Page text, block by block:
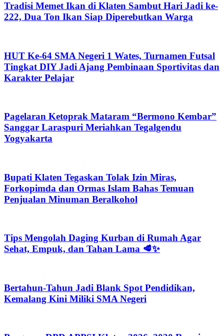
Tradisi Memet Ikan di Klaten Sambut Hari Jadi ke-
222, Dua Ton Ikan Siap Diperebutkan Warga
HUT Ke-64 SMA Negeri 1 Wates, Turnamen Futsal
Tingkat DIY Jadi Ajang Pembinaan Sportivitas dan
Karakter Pelajar
Pagelaran Ketoprak Mataram “Bermono Kembar”
Sanggar Laraspuri Meriahkan Tegalgendu
Yogyakarta
Bupati Klaten Tegaskan Tolak Izin Miras,
Forkopimda dan Ormas Islam Bahas Temuan
Penjualan Minuman Beralkohol
Tips Mengolah Daging Kurban di Rumah Agar
Sehat, Empuk, dan Tahan Lama 🥩✨
Bertahun-Tahun Jadi Blank Spot Pendidikan,
Kemalang Kini Miliki SMA Negeri